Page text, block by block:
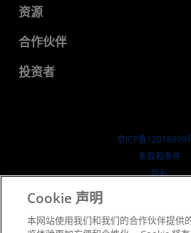
企业责任
就业机会
联系我们
新闻中心
媒体库
资源
开发中心
成功案例
合作伙伴
AMD 合作伙伴中心
投资者
SEC 报告
京ICP备12018899
​条款和条件
隐私
公开公平竞争
Cookie 声明
本网站使用我们和我们的合作伙伴提供